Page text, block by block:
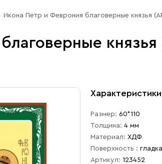
Икона Петр и Феврония благоверные князья
Характеристики
Размер: 60*110
Толщина: 4 мм
Материал: ХДФ
Поверхность :
Артикул: 123452